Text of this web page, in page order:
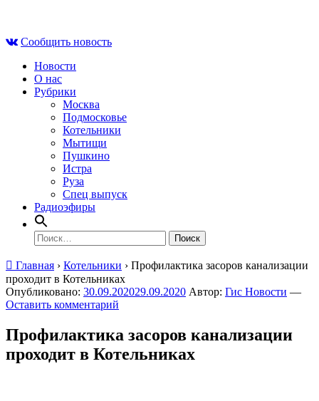
contentСообщить новость
Новости
О нас
Рубрики
Москва
Подмосковье
Котельники
Мытищи
Пушкино
Истра
Руза
Спец выпуск
Радиоэфиры
Найти:
Главная › Котельники › Профилактика засоров канализации
проходит в Котельниках
Опубликовано: 30.09.202029.09.2020 Автор: Гис Новости —
Оставить комментарий
Профилактика засоров канализации
проходит в Котельниках